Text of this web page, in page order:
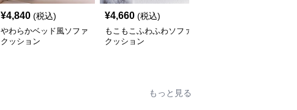
¥4,840 (税込)
やわらかベッド風ソファ
クッション
¥4,660 (税込)
もこもこふわふわソファ
クッション
もっと見る